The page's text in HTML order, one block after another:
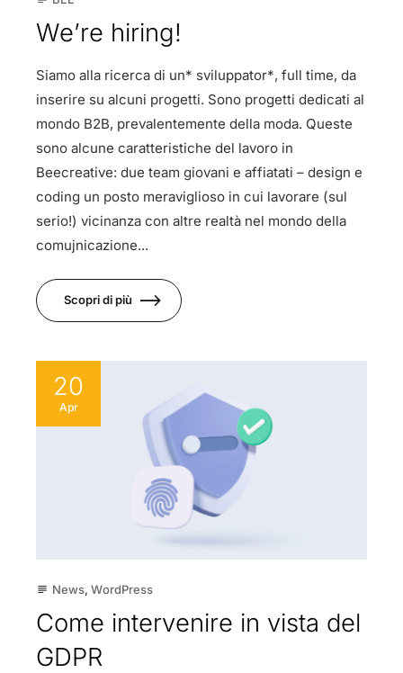
We’re hiring!
Siamo alla ricerca di un* sviluppator*, full time, da
inserire su alcuni progetti. Sono progetti dedicati al
mondo B2B, prevalentemente della moda. Queste
sono alcune caratteristiche del lavoro in
Beecreative: due team giovani e affiatati – design e
coding un posto meraviglioso in cui lavorare (sul
serio!) vicinanza con altre realtà nel mondo della
comujnicazione...
Scopri di più
20
Apr
subject News, WordPress
Come intervenire in vista del
GDPR